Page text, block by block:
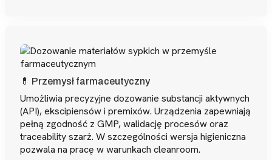
💊 Przemysł farmaceutyczny
Umożliwia precyzyjne dozowanie substancji aktywnych
(API), ekscipiensów i premixów. Urządzenia zapewniają
pełną zgodność z GMP, walidację procesów oraz
traceability szarż. W szczególności wersja higieniczna
pozwala na pracę w warunkach cleanroom.